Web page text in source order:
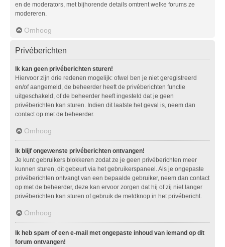
en de moderators, met bijhorende details omtrent welke forums ze
modereren.
Omhoog
Privéberichten
Ik kan geen privéberichten sturen!
Hiervoor zijn drie redenen mogelijk: ofwel ben je niet geregistreerd
en/of aangemeld, de beheerder heeft de privéberichten functie
uitgeschakeld, of de beheerder heeft ingesteld dat je geen
privéberichten kan sturen. Indien dit laatste het geval is, neem dan
contact op met de beheerder.
Omhoog
Ik blijf ongewenste privéberichten ontvangen!
Je kunt gebruikers blokkeren zodat ze je geen privéberichten meer
kunnen sturen, dit gebeurt via het gebruikerspaneel. Als je ongepaste
privéberichten ontvangt van een bepaalde gebruiker, neem dan contact
op met de beheerder, deze kan ervoor zorgen dat hij of zij niet langer
privéberichten kan sturen of gebruik de meldknop in het privébericht.
Omhoog
Ik heb spam of een e-mail met ongepaste inhoud van iemand op dit
forum ontvangen!